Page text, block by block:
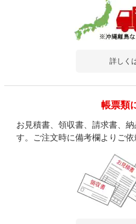
詳しく
帳票類
お見積書、領収書、請求書、
す。ご注文時に備考欄よりご依